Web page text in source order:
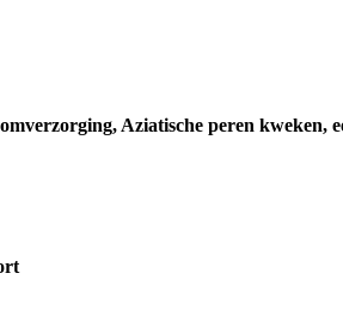
Aziatische peren kweken,